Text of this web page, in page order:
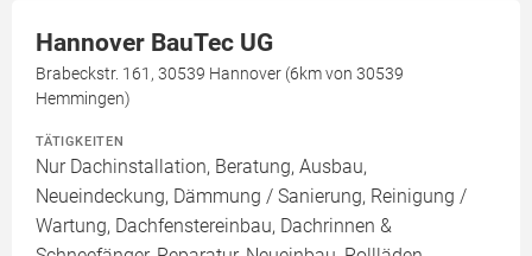
Hannover BauTec UG
Brabeckstr. 161, 30539 Hannover (6km von 30539
Hemmingen)
TÄTIGKEITEN
Nur Dachinstallation, Beratung, Ausbau,
Neueindeckung, Dämmung / Sanierung, Reinigung /
Wartung, Dachfenstereinbau, Dachrinnen &